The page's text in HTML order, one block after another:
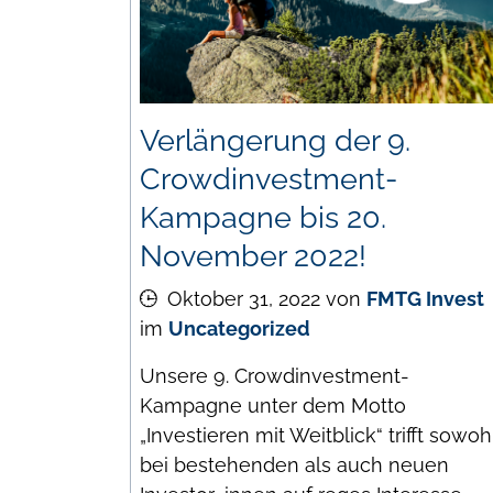
Verlängerung der 9.
Crowdinvestment-
Kampagne bis 20.
November 2022!
Oktober 31, 2022 von FMTG Invest
im Uncategorized
Unsere 9. Crowdinvestment-
Kampagne unter dem Motto
„Investieren mit Weitblick“ trifft
bei bestehenden als auch neuen